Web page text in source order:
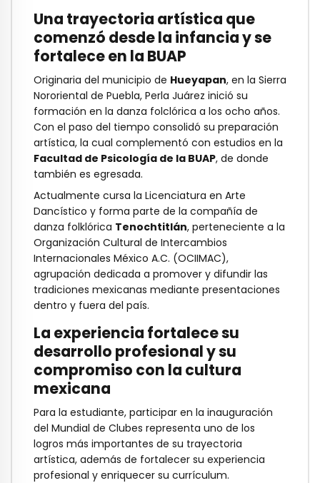
Una trayectoria artística que
comenzó desde la infancia y se
fortalece en la BUAP
Originaria del municipio de Hueyapan, en la Sierra
Nororiental de Puebla, Perla Juárez inició su
formación en la danza folclórica a los ocho años.
Con el paso del tiempo consolidó su preparación
artística, la cual complementó con estudios en la
Facultad de Psicología de la BUAP, de donde
también es egresada.
Actualmente cursa la Licenciatura en Arte
Dancístico y forma parte de la compañía de
danza folklórica Tenochtitlán, perteneciente a la
Organización Cultural de Intercambios
Internacionales México A.C. (OCIIMAC),
agrupación dedicada a promover y difundir las
tradiciones mexicanas mediante presentaciones
dentro y fuera del país.
La experiencia fortalece su
desarrollo profesional y su
compromiso con la cultura
mexicana
Para la estudiante, participar en la inauguración
del Mundial de Clubes representa uno de los
logros más importantes de su trayectoria
artística, además de fortalecer su experiencia
profesional y enriquecer su currículum.